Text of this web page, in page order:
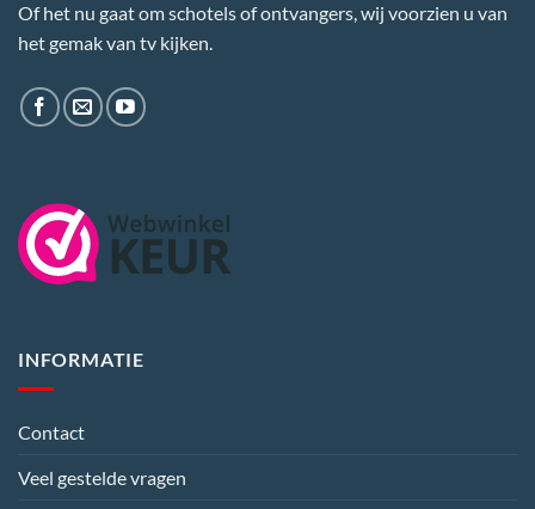
Of het nu gaat om schotels of ontvangers, wij voorzien u van
het gemak van tv kijken.
INFORMATIE
Contact
Veel gestelde vragen